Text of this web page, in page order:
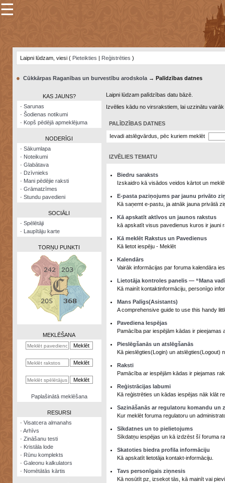
×
Šodienas
notikumi
Visatcera
almanahs
Arhīvs
Zināšanu
kalkulators
Nomētātās
☰
Laipni lūdzam, viesi ( Pieteikties | Reģistrēties )
● Cūkkārpas Raganības un burvestību arodskola→ Palīdzības datnes
KAS JAUNS?
· Sarunas
· Šodienas notikumi
· Kopš pēdējā apmeklējuma
NODERĪGI
· Sākumlapa
· Noteikumi
· Glabātava
· Dzīvnieks
· Mani pēdējie raksti
· Grāmatzīmes
· Stundu pavedieni
SOCIĀLI
· Spēlētāji
· Laupītāju karte
TORŅU PUNKTI
MEKLĒŠANA
Paplašinātā meklēšana
RESURSI
· Visatcera almanahs
· Arhīvs
· Zināšanu testi
· Kristāla lode
· Rūnu komplekts
· Galeonu kalkulators
· Nomētātās kārtis
Laipni lūdzam palīdzības datu bāzē.
Izvēlies kādu no virsrakstiem, lai uzzinātu
PALĪDZĪBAS DATNES
Ievadi atslēgvārdus, pēc kuriem meklēt
IZVĒLIES TEMATU
Biedru saraksts
Izskaidro kā visādos veidos kārtot un
E-pasta paziņojums par jaunu privāto
Kā saņemt e-pastu, ja atnāk jauna privātā
Kā apskatīt aktīvos un jaunos rakstus
kā apskatīt visus pavedienus kuros ir jauni
Kā meklēt Rakstus un Pavedienus
Kā lietot iespēju - Meklēt
Kalendārs
Vairāk informācijas par foruma kalendāra
Lietotāja kontroles panelis — “Mana
Kā mainīt kontaktinformāciju, personīgo
Mans Palīgs(Asistants)
A comprehensive guide to use this handy
Pavediena Iespējas
Pamācība par iespējām kādas ir pieejamas
Pieslēgšanās un atslēgšanās
Kā pieslēgties(Login) un atslēgties(Logout)
Raksti
Pamācība ar iespējām kādas ir piejamas
Reģistrācijas labumi
Kā reģistrēties un kādas iespējas nāk klāt
Sazināšanās ar regulatoru komandu un
Kur meklēt foruma regulatoru un
Sīkdatnes un to pielietojums
Sīkdatņu iespējas un kā izdzēst šī foruma
Skatoties biedra profila informāciju
Kā apskatīt lietotāja kontakt-informāciju.
Tavs personīgais ziņnesis
Kā nosūtīt pz, izsekot tās, kā mainīt vai